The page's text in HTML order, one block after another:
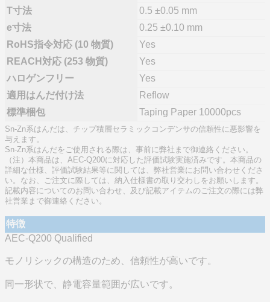
T寸法
0.5 ±0.05 mm
e寸法
0.25 ±0.10 mm
RoHS指令対応 (10 物質)
Yes
REACH対応 (253 物質)
Yes
ハロゲンフリー
Yes
適用はんだ付け法
Reflow
標準梱包
Taping Paper 10000pcs
Sn-Zn系はんだは、チップ積層セラミックコンデンサの信頼性に悪影響を
与えます。
Sn-Zn系はんだをご使用される際は、事前に弊社まで御連絡ください。
（注）本商品は、AEC-Q200に対応した評価試験実施済みです。本商品の
詳細な仕様、評価試験結果等に関しては、弊社営業にお問い合わせくださ
い。なお、ご注文に際しては、納入仕様書の取り交わしをお願いします。
記載内容についてのお問い合わせ、及び記載アイテムのご注文の際には弊
社営業まで御連絡ください。
特徴
AEC-Q200 Qualified
モノリシックの構造のため、信頼性が高いです。
同一形状で、静電容量範囲が広いです。